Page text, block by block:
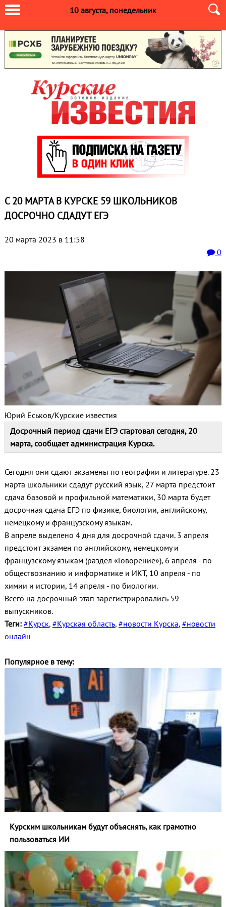
10 августа, понедельник
С 20 МАРТА В КУРСКЕ 59 ШКОЛЬНИКОВ
ДОСРОЧНО СДАДУТ ЕГЭ
20 марта 2023 в 11:58
0
Юрий Еськов/Курские известия
Досрочный период сдачи ЕГЭ стартовал сегодня, 20
марта, сообщает администрация Курска.
Сегодня они сдают экзамены по географии и литературе. 23
марта школьники сдадут русский язык, 27 марта предстоит
сдача базовой и профильной математики, 30 марта будет
досрочная сдача ЕГЭ по физике, биологии, английскому,
немецкому и французскому языкам.
В апреле выделено 4 дня для досрочной сдачи. 3 апреля
предстоит экзамен по английскому, немецкому и
французскому языкам (раздел «Говорение»), 6 апреля - по
обществознанию и информатике и ИКТ, 10 апреля - по
химии и истории, 14 апреля - по биологии.
Всего на досрочный этап зарегистрировались 59
выпускников.
Теги: #Курск, #Курская область, #новости Курска, #новости
онлайн
Популярное в тему:
Курским школьникам будут объяснять, как грамотно
пользоваться ИИ